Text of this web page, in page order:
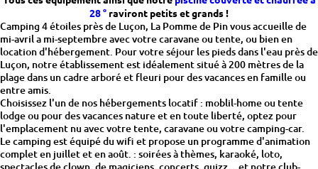
28 ° raviront petits et grands !
Camping 4 étoiles près de Luçon, La Pomme de Pin vous accueille de
mi-avril a mi-septembre avec votre caravane ou tente, ou bien en
location d'hébergement. Pour votre séjour les pieds dans l'eau près de
Luçon, notre établissement est idéalement situé à 200 mètres de la
plage dans un cadre arboré et fleuri pour des vacances en famille ou
entre amis.
Choisissez l'un de nos hébergements locatif : moblil-home ou tente
lodge ou pour des vacances nature et en toute liberté, optez pour
l'emplacement nu avec votre tente, caravane ou votre camping-car.
Le camping est équipé du wifi et propose un programme d'animation
complet en juillet et en août. : soirées à thèmes, karaoké, loto,